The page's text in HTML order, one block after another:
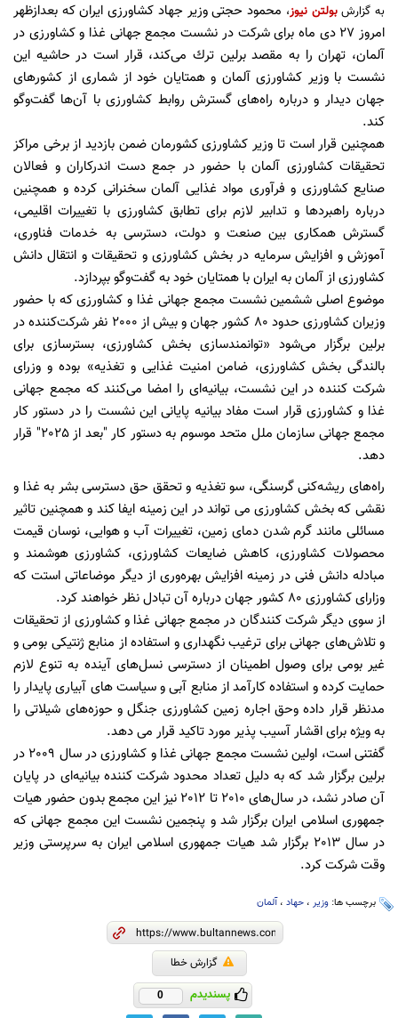
به گزارشبولتن نیوز، محمود حجتی وزیر جهاد كشاورزی ایران كه بعدازظهر
امروز 27 دی ماه برای شركت در نشست مجمع جهانی غذا و كشاورزی در
آلمان، تهران را به مقصد برلین ترك می‌كند، قرار است در حاشیه این
نشست با وزیر كشاورزی آلمان و همتایان خود از شماری از كشورهای
جهان دیدار و درباره راه‌های گسترش روابط كشاورزی با آن‌ها گفت‌وگو
كند.
همچنین قرار است تا وزیر کشاورزی کشورمان ضمن بازدید از برخی مراكز
تحقیقات كشاورزی آلمان با حضور در جمع دست اندركاران و فعالان
صنایع كشاورزی و فرآوری مواد غذایی آلمان سخنرانی کرده و همچنین
درباره راهبردها و تدابیر لازم برای تطابق كشاورزی با تغییرات اقلیمی،
گسترش همكاری بین صنعت و دولت، دسترسی به خدمات فناوری،
آموزش و افزایش سرمایه در بخش كشاورزی و تحقیقات و انتقال دانش
كشاورزی از آلمان به ایران با همتایان خود به گفت‌وگو بپردازد.
موضوع اصلی ششمین نشست مجمع جهانی غذا و كشاورزی كه با حضور
وزیران كشاورزی حدود 80 كشور جهان و بیش از 2000 نفر شركت‌كننده در
برلین برگزار می‌شود «توانمندسازی بخش كشاورزی، بسترسازی برای
بالندگی بخش كشاورزی، ضامن امنیت غذایی و تغذیه» بوده و وزرای
شركت كننده در این نشست، بیانیه‌ای را امضا می‌كنند كه مجمع جهانی
غذا و كشاورزی قرار است مفاد بیانیه پایانی این نشست را در دستور كار
مجمع جهانی سازمان ملل متحد موسوم به دستور كار "بعد از 2025" قرار
دهد.
راه‌های ریشه‌كنی گرسنگی، سو تغذیه و تحقق حق دسترسی بشر به غذا و
نقشی كه بخش كشاورزی می تواند در این زمینه ایفا كند و همچنین تاثیر
مسائلی مانند گرم شدن دمای زمین، تغییرات آب و هوایی، نوسان قیمت
محصولات كشاورزی، كاهش ضایعات كشاورزی، كشاورزی هوشمند و
مبادله دانش فنی در زمینه افزایش بهره‌وری از دیگر موضاعاتی استت كه
وزارای كشاورزی 80 كشور جهان درباره آن تبادل نظر خواهند كرد.
از سوی دیگر شركت كنندگان در مجمع جهانی غذا و كشاورزی از تحقیقات
و تلاش‌های جهانی برای ترغیب نگهداری و استفاده از منابع ژنتیكی بومی و
غیر بومی برای وصول اطمینان از دسترسی نسل‌های آینده به تنوع لازم
حمایت كرده و استفاده كارآمد از منابع آبی و سیاست های آبیاری پایدار را
مدنظر قرار داده وحق اجاره زمین كشاورزی جنگل و حوزه‌های شیلاتی را
به ویژه برای اقشار آسیب پذیر مورد تاكید قرار می دهد.
گفتنی است، اولین نشست مجمع جهانی غذا و كشاورزی در سال 2009 در
برلین برگزار شد كه به دلیل تعداد محدود شركت كننده بیانیه‌ای در پایان
آن صادر نشد، در سال‌های 2010 تا 2012 نیز این مجمع بدون حضور هیات
جمهوری اسلامی ایران برگزار شد و پنجمین نشست این مجمع جهانی كه
در سال 2013 برگزار شد هیات جمهوری اسلامی ایران به سرپرستی وزیر
وقت شركت كرد.
برچسب ها: وزیر ، حهاد ،آلمان
گزارش خطا
پسندیدم 0